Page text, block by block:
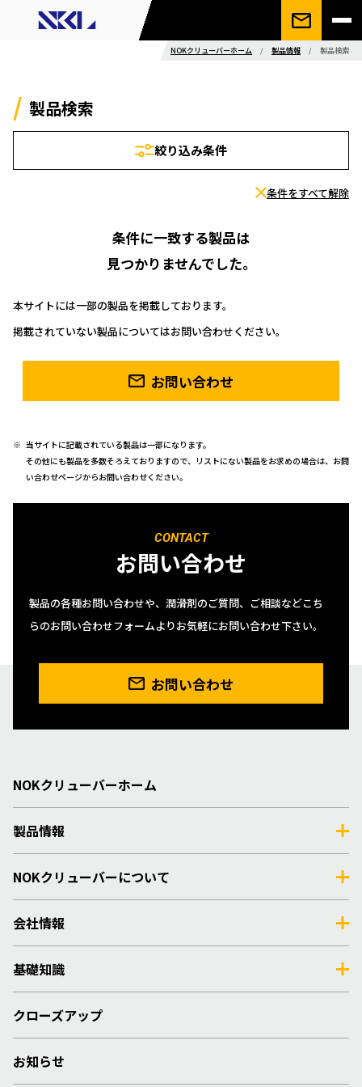
NOKクリューバーホーム / 製品情報 / 製品検索
製品検索
絞り込み条件
条件をすべて解除
条件に一致する製品は
見つかりませんでした。
本サイトには一部の製品を掲載しております。
掲載されていない製品についてはお問い合わせください。
お問い合わせ
当サイトに記載されている製品は一部になります。
その他にも製品を多数そろえておりますので、リストにない製品をお求めの場合は、お問
い合わせページからお問い合わせください。
CONTACT
お問い合わせ
製品の各種お問い合わせや、潤滑剤のご質問、ご相談などこち
らのお問い合わせフォームよりお気軽にお問い合わせ下さい。
お問い合わせ
NOKクリューバーホーム
製品情報
NOKクリューバーについて
会社情報
基礎知識
クローズアップ
お知らせ